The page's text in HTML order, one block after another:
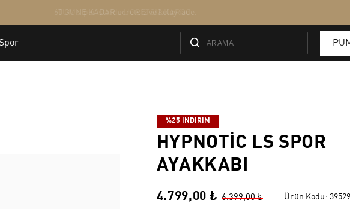
%25 İNDİRİM
HYPNOTIC LS SPOR
AYAKKABI
4.799,00 ₺ 6.399,00 ₺ Ürün Kodu: